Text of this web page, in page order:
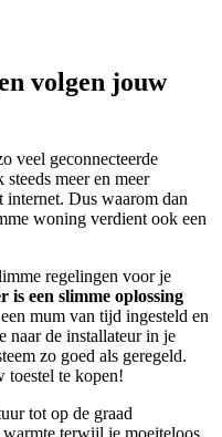
volgen jouw
veel geconnecteerde
meer en meer
internet. Dus waarom dan
woning verdient ook een
regelingen voor je
is een slimme oplossing
mum van tijd ingesteld en
naar de installateur in je
zo goed als geregeld.
toestel te kopen!
tot op de graad